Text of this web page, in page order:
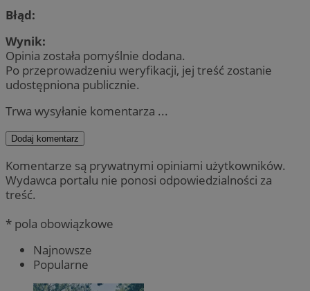
Błąd:
Wynik:
Opinia została pomyślnie dodana.
Po przeprowadzeniu weryfikacji, jej treść zostanie
udostępniona publicznie.
Trwa wysyłanie komentarza ...
Dodaj komentarz
Komentarze są prywatnymi opiniami użytkowników.
Wydawca portalu nie ponosi odpowiedzialności za
treść.
* pola obowiązkowe
Najnowsze
Popularne